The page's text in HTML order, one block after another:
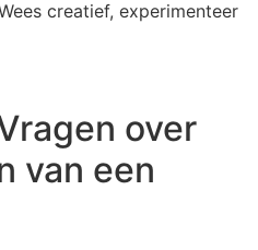
creatief, experimenteer
over
van een